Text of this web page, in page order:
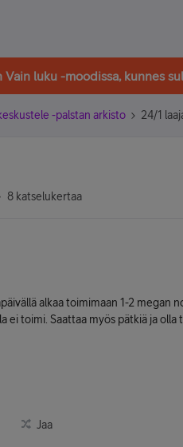
Vain luku -moodissa, kunnes
-palstan arkisto 24/1
8 katselukertaa
alkaa toimimaan 1-2 megan
ei toimi. Saattaa myös pätkiä ja
Jaa